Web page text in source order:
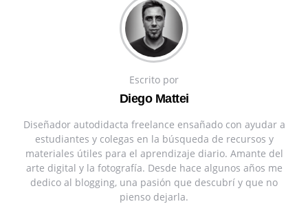
Escrito por
Diego Mattei
Diseñador autodidacta freelance ensañado con ayudar a
estudiantes y colegas en la búsqueda de recursos y
materiales útiles para el aprendizaje diario. Amante del
arte digital y la fotografía. Desde hace algunos años me
dedico al blogging, una pasión que descubrí y que no
pienso dejarla.